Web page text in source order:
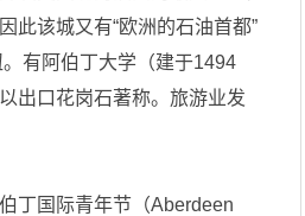
此该城又有“欧洲的石油首都”
有阿伯丁大学（建于1494
出口花岗石著称。旅游业发
丁国际青年节（Aberdeen